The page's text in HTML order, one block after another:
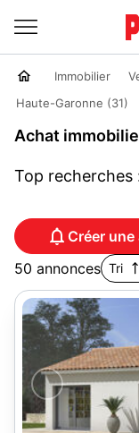
Immobilier
Haute-Garonne (31)
Achat
Top recherches
Créer une
50 annonces Tri